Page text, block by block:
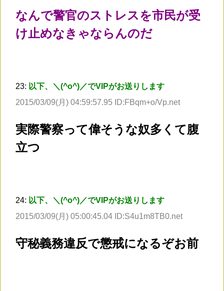
なんで警官のストレスを市民が受
け止めなきゃならんのだ
23: 以下、＼(^o^)／でVIPがお送りします
2015/03/09(月) 04:59:57.95 ID:FBqm+o/Vp.net
実際警察って偉そうな奴多くて腹
立つ
24: 以下、＼(^o^)／でVIPがお送りします
2015/03/09(月) 05:00:45.04 ID:S4u1m8TB0.net
守秘義務違反で懲戒になるぞお前